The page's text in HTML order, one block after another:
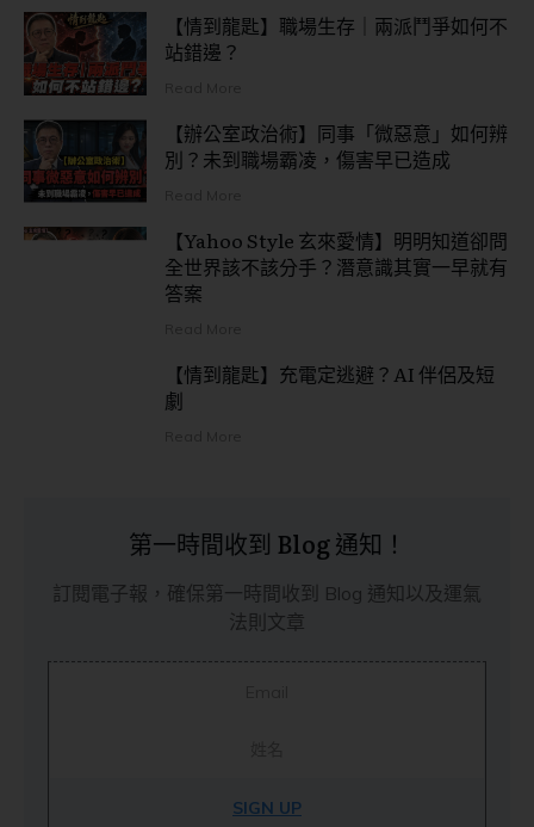
【情到龍匙】職場生存｜兩派鬥爭如何不
站錯邊？
【辦公室政治術】同事「微惡意」如何辨
別？未到職場霸凌，傷害早已造成
【Yahoo Style 玄來愛情】明明知道卻問
全世界該不該分手？潛意識其實一早就有
答案
【情到龍匙】充電定逃避？AI 伴侶及短
劇
第一時間收到 Blog 通知！
訂閱電子報，確保第一時間收到 Blog 通知以及運氣
法則文章
SIGN UP